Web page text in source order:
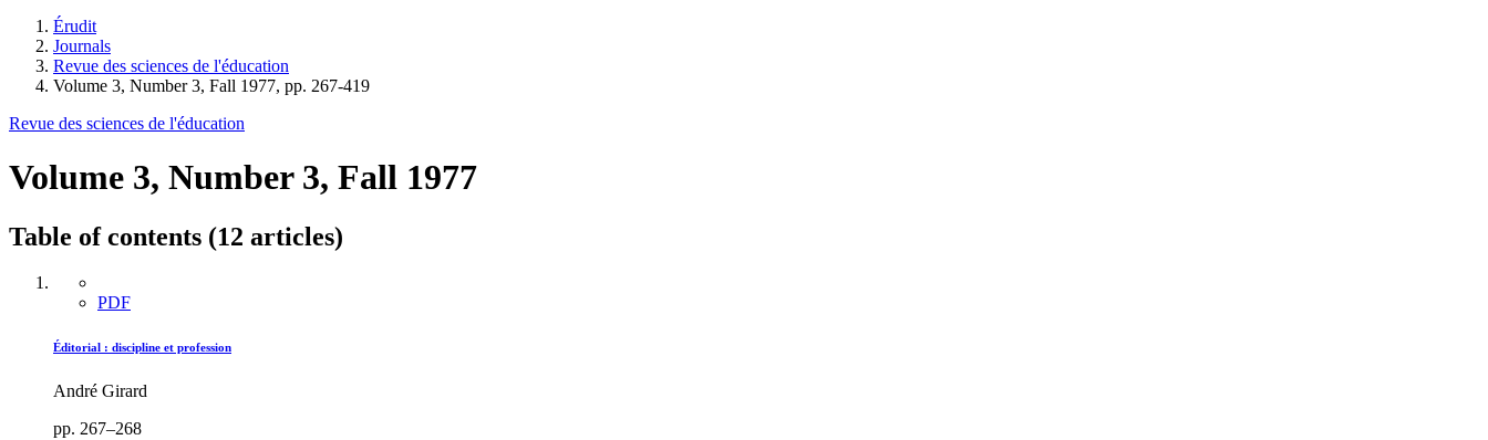
Érudit
Journals
Revue des sciences de l'éducation
Volume 3, Number 3, Fall 1977, pp. 267-419
Revue des sciences de l'éducation
Volume 3, Number 3, Fall 1977
Table of contents (12 articles)
PDF
Éditorial : discipline et profession
André Girard
pp. 267–268